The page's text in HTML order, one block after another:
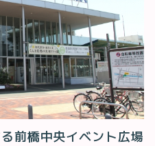
前橋中央イベント広場